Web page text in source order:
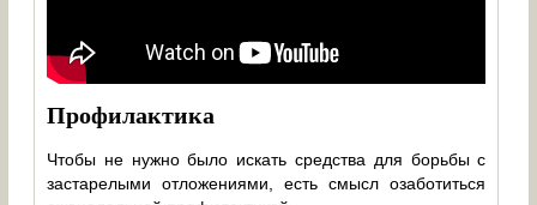
Профилактика
Чтобы не нужно было искать средства для борьбы с
застарелыми отложениями, есть смысл озаботиться